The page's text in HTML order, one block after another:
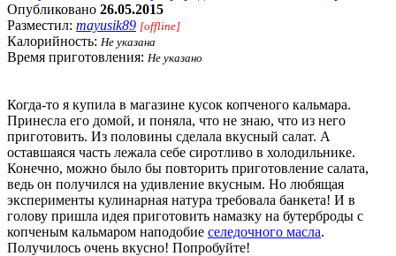
Опубликовано 26.05.2015
Разместил: mayusik89 [offline]
Калорийность: Не указана
Время приготовления: Не указано
Когда-то я купила в магазине кусок копченого кальмара.
Принесла его домой, и поняла, что не знаю, что из него
приготовить. Из половины сделала вкусный салат. А
оставшаяся часть лежала себе сиротливо в холодильнике.
Конечно, можно было бы повторить приготовление салата,
ведь он получился на удивление вкусным. Но любящая
эксперименты кулинарная натура требовала банкета! И в
голову пришла идея приготовить намазку на бутерброды с
копченым кальмаром наподобие селедочного масла.
Получилось очень вкусно! Попробуйте!